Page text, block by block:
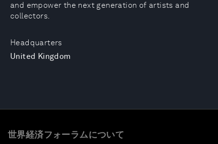
Headquarters
United Kingdom
and empower the next generation of artists and
collectors.
世界経済フォーラムについて